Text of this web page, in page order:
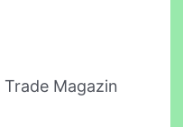
Magazin